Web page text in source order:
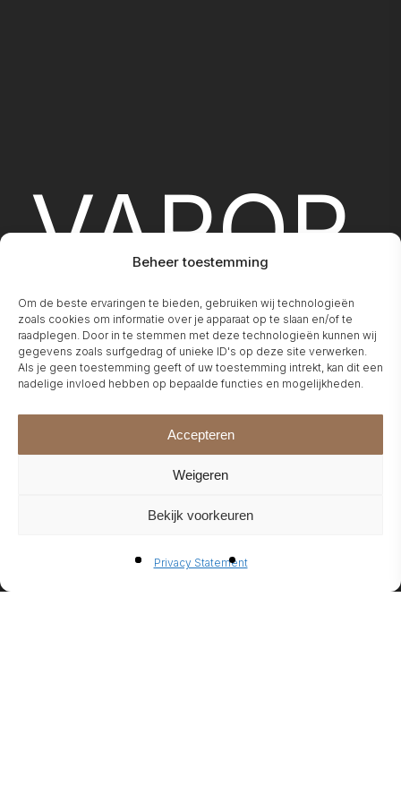
Beheer toestemming
Om de beste ervaringen te bieden, gebruiken wij technologieën
zoals cookies om informatie over je apparaat op te slaan en/of te
raadplegen. Door in te stemmen met deze technologieën kunnen wij
gegevens zoals surfgedrag of unieke ID's op deze site verwerken.
Als je geen toestemming geeft of uw toestemming intrekt, kan dit een
nadelige invloed hebben op bepaalde functies en mogelijkheden.
Accepteren
Weigeren
Bekijk voorkeuren
Privacy Statement
VAPOR